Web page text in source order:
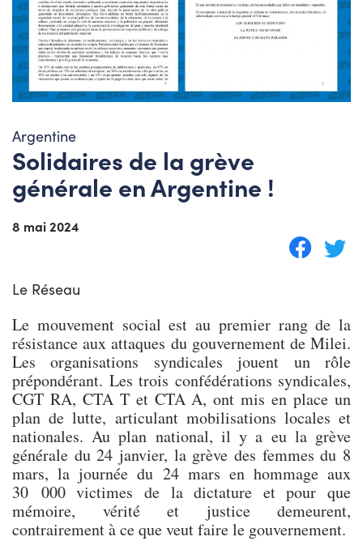
Argentine
Solidaires de la grève
générale en Argentine !
8 mai 2024
Le Réseau
Le mouvement social est au premier rang de la
résistance aux attaques du gouvernement de Milei.
Les organisations syndicales jouent un rôle
prépondérant. Les trois confédérations syndicales,
CGT RA, CTA T et CTA A, ont mis en place un
plan de lutte, articulant mobilisations locales et
nationales. Au plan national, il y a eu la grève
générale du 24 janvier, la grève des femmes du 8
mars, la journée du 24 mars en hommage aux
30 000 victimes de la dictature et pour que
mémoire, vérité et justice demeurent,
contrairement à ce que veut faire le gouvernement.